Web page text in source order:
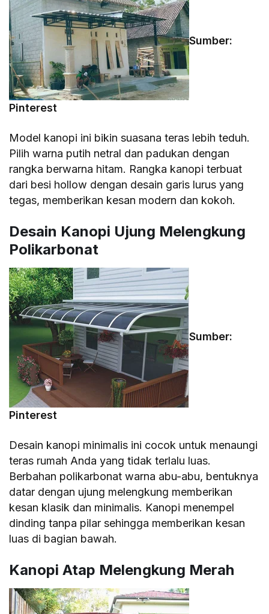
Sumber:
Pinterest
Model kanopi ini bikin suasana teras lebih teduh.
Pilih warna putih netral dan padukan dengan
rangka berwarna hitam. Rangka kanopi terbuat
dari besi hollow dengan desain garis lurus yang
tegas, memberikan kesan modern dan kokoh.
Desain Kanopi Ujung Melengkung
Polikarbonat
Sumber:
Pinterest
Desain kanopi minimalis ini cocok untuk menaungi
teras rumah Anda yang tidak terlalu luas.
Berbahan polikarbonat warna abu-abu, bentuknya
datar dengan ujung melengkung memberikan
kesan klasik dan minimalis. Kanopi menempel
dinding tanpa pilar sehingga memberikan kesan
luas di bagian bawah.
Kanopi Atap Melengkung Merah